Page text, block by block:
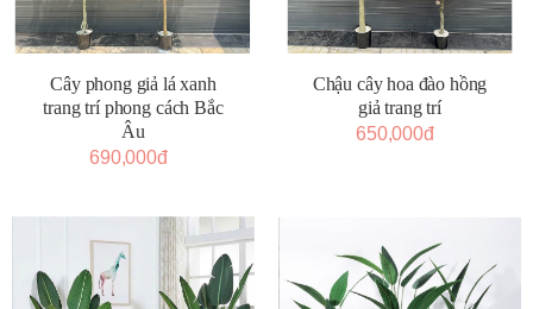
Cây phong giả lá xanh
trang trí phong cách Bắc
Âu
690,000đ
Chậu cây hoa đào hồng
giả trang trí
650,000đ